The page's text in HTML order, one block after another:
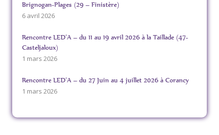
Brignogan-Plages (29 – Finistère)
6 avril 2026
Rencontre LED’A – du 11 au 19 avril 2026 à la Taillade (47-
Casteljaloux)
1 mars 2026
Rencontre LED’A – du 27 Juin au 4 juillet 2026 à Corancy
1 mars 2026